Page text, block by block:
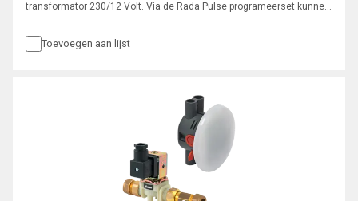
transformator 230/12 Volt. Via de Rada Pulse programeerset kunnen
Toevoegen aan lijst